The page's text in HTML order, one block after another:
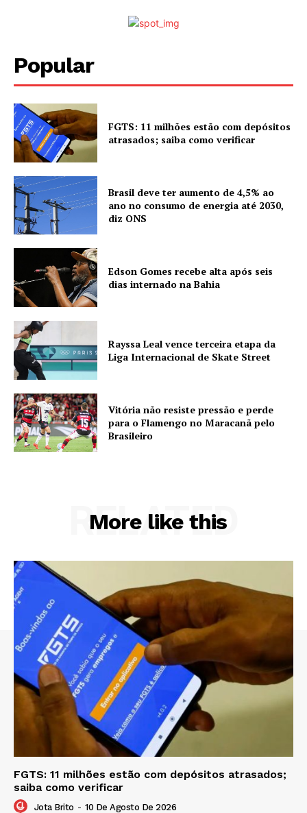
Popular
FGTS: 11 milhões estão com depósitos
atrasados; saiba como verificar
Brasil deve ter aumento de 4,5% ao
ano no consumo de energia até 2030,
diz ONS
Edson Gomes recebe alta após seis
dias internado na Bahia
Rayssa Leal vence terceira etapa da
Liga Internacional de Skate Street
Vitória não resiste pressão e perde
para o Flamengo no Maracanã pelo
Brasileiro
More like this
RELATED
FGTS: 11 milhões estão com depósitos atrasados;
saiba como verificar
Jota Brito - 10 De Agosto De 2026